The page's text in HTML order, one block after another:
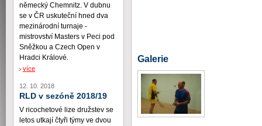
Galerie
německý Chemnitz. V dubnu
se v ČR uskuteční hned dva
mezinárodní turnaje -
mistrovství Masters v Peci pod
Sněžkou a Czech Open v
Hradci Králové.
více
12. 10. 2018
RLD v sezóně 2018/19
V ricochetové lize družstev se
letos utkají čtyři týmy ve dvou